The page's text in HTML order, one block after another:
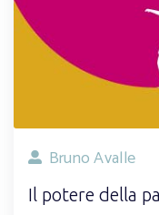
Bruno Avalle
Il potere della